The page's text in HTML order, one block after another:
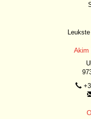
Akim